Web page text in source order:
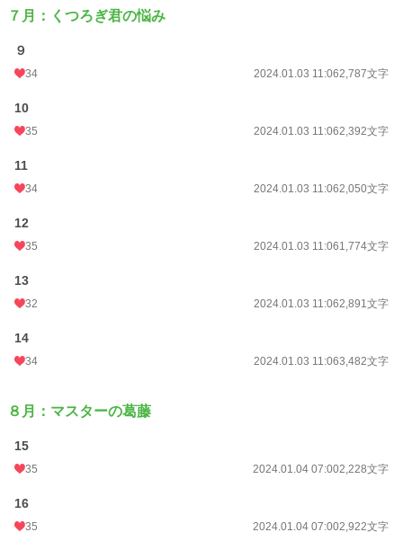
月間ポイント 126 pt (60,811 位)
累計ポイント
７月：くつろぎ君の悩み
９
34 2024.01.03 11:062,787文字
10
35 2024.01.03 11:062,392文字
11
34 2024.01.03 11:062,050文字
12
35 2024.01.03 11:061,774文字
13
32 2024.01.03 11:062,891文字
14
34 2024.01.03 11:063,482文字
８月：マスターの葛藤
15
35 2024.01.04 07:002,228文字
16
35 2024.01.04 07:002,922文字